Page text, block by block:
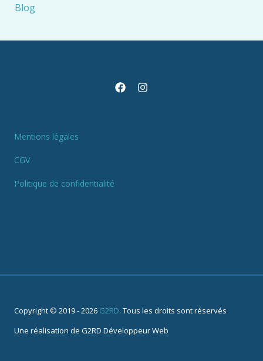
Blog
Mentions légales
CGV
Politique de confidentialité
Copyright © 2019 - 2026 G2RD. Tous les droits sont réservés
Une réalisation de G2RD Développeur Web